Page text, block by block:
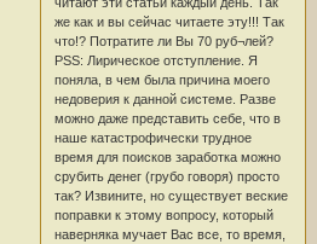
же как и вы сейчас читаете эту!!! Так
что!? Потратите ли Вы 70 руб¬лей?
PSS: Лирическое отступление. Я
поняла, в чем была причина моего
недоверия к данной системе. Разве
можно даже представить себе, что в
наше катастрофически трудное
время для поисков заработка можно
срубить денег (грубо говоря) просто
так? Извините, но существует веские
поправки к этому вопросу, который
наверняка мучает Вас все, то время,